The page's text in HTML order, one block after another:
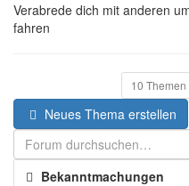
Verabrede dich mit anderen
fahren
10 Themen
Neues Thema erstellen
Bekanntmachungen